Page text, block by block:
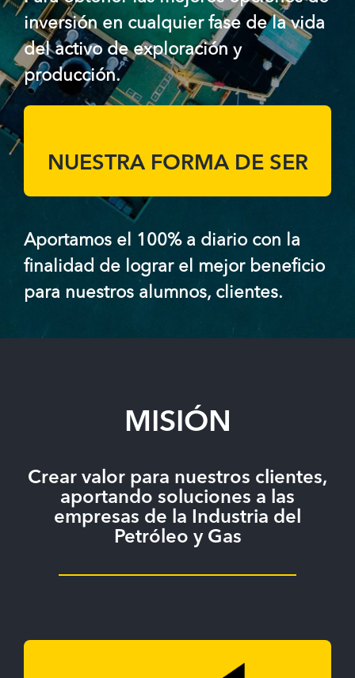
inversión en cualquier fase de la vida
del activo de exploración y
producción.
NUESTRA FORMA DE SER
Aportamos el 100% a diario con la
finalidad de lograr el mejor beneficio
para nuestros alumnos, clientes.
MISIÓN
Crear valor para nuestros clientes,
aportando soluciones a las
empresas de la Industria del
Petróleo y Gas